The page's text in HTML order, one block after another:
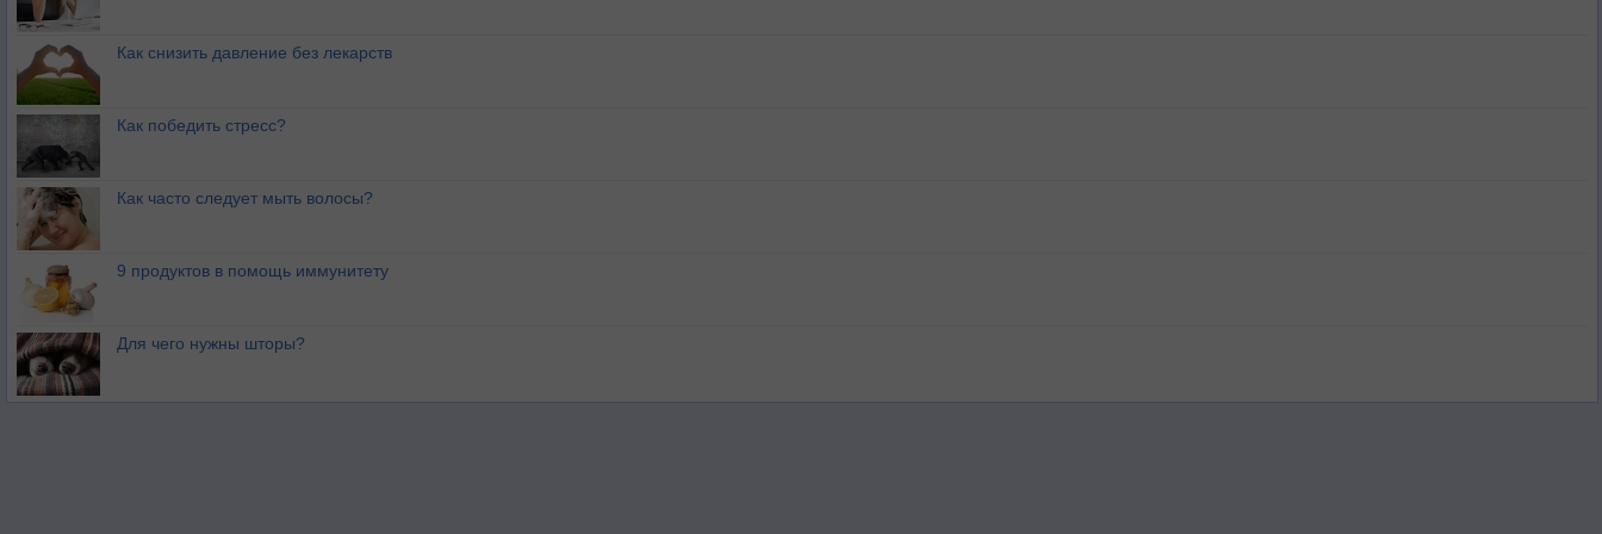
Как снизить давление без лекарств
Как победить стресс?
Как часто следует мыть волосы?
9 продуктов в помощь иммунитету
Для чего нужны шторы?